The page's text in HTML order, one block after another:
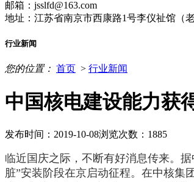
邮箱：jsslfd@163.com
地址：江苏省南京市西康路1号李仪祉馆（
行业新闻
您的位置： 首页 > 行业新闻
中国核电建设能力获
发布时间：2019-10-08浏览次数：1885
临近国庆之际，不断有好消息传来。
脏”安装阶段在京启动征程。在中核集